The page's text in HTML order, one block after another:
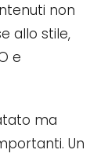
non
allo stile,
e
ma
Un